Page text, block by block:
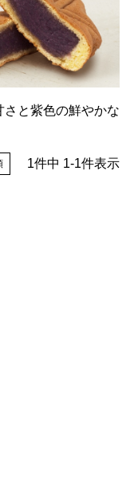
と紫色の鮮やかな
1件中 1-1件表示